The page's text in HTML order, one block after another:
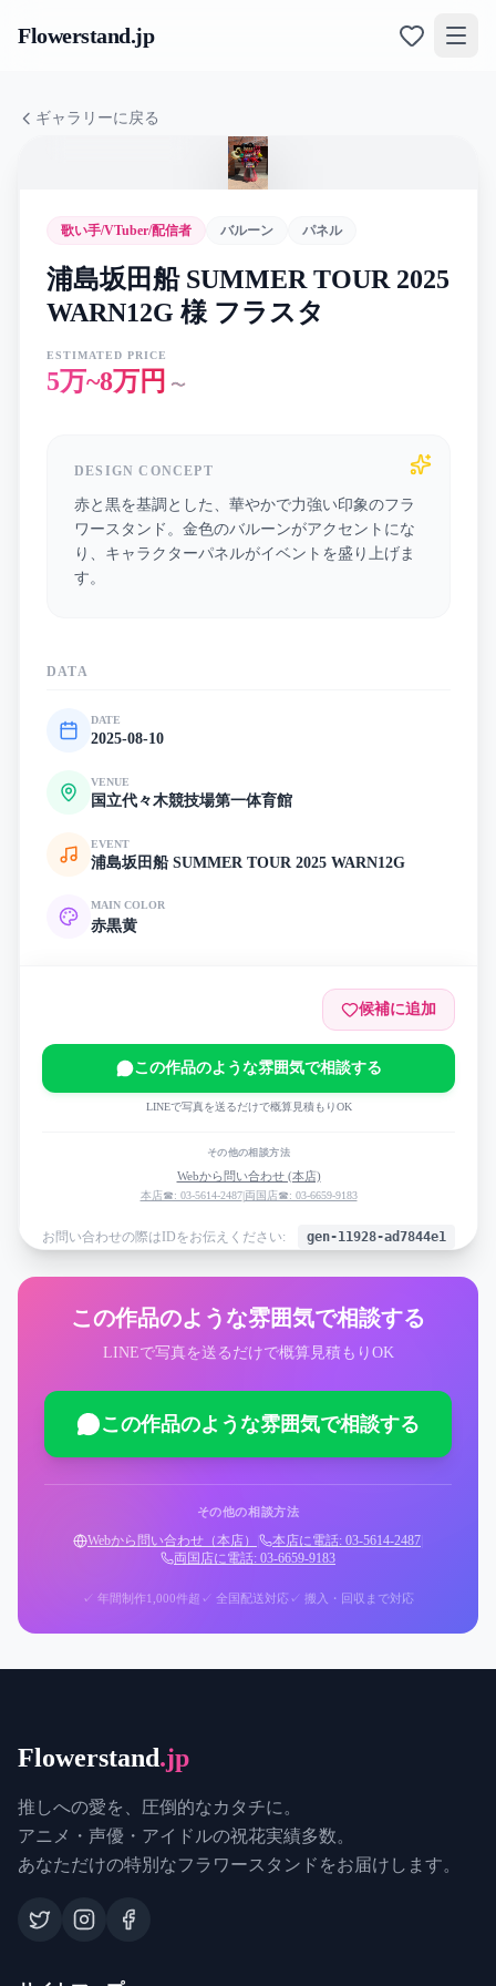
Flowerstand.jp
ギャラリーに戻る
歌い手/VTuber/配信者 バルーン パネル
浦島坂田船 SUMMER TOUR 2025
WARN12G 様 フラスタ
ESTIMATED PRICE
5万~8万円 〜
DESIGN CONCEPT
赤と黒を基調とした、華やかで力強い印象のフラ
ワースタンド。金色のバルーンがアクセントにな
り、キャラクターパネルがイベントを盛り上げま
す。
DATA
DATE
2025-08-10
VENUE
国立代々木競技場第一体育館
EVENT
浦島坂田船 SUMMER TOUR 2025 WARN12G
MAIN COLOR
赤黒黄
候補に追加
この作品のような雰囲気で相談する
LINEで写真を送るだけで概算見積もりOK
その他の相談方法
Webから問い合わせ (本店)
本店☎: 03-5614-2487|両国店☎: 03-6659-9183
お問い合わせの際はIDをお伝えください: gen-11928-ad7844e1
この作品のような雰囲気で相談する
LINEで写真を送るだけで概算見積もりOK
この作品のような雰囲気で相談する
その他の相談方法
Webから問い合わせ（本店） 本店に電話: 03-5614-2487
両国店に電話: 03-6659-9183
✓ 年間制作1,000件超 ✓ 全国配送対応 ✓ 搬入・回収まで対応
Flowerstand.jp
推しへの愛を、圧倒的なカタチに。
アニメ・声優・アイドルの祝花実績多数。
あなただけの特別なフラワースタンドをお届けします。